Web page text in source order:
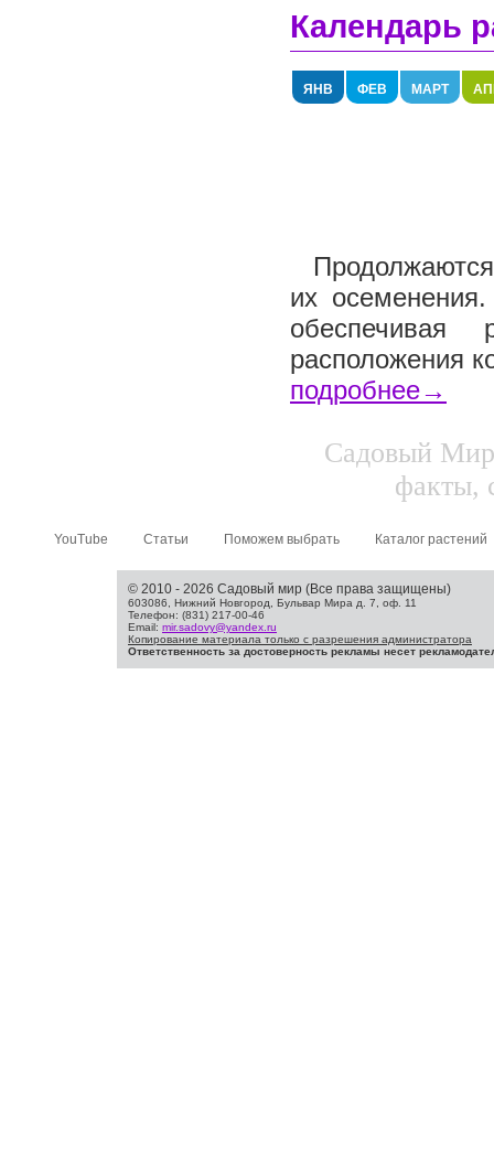
Календарь
ЯНВ ФЕВ МАРТ
их
обеспечивая
расположения
подробнее→
Садовый
факты,
YouTube Статьи Поможем выбрать Каталог растений
© 2010 - 2026 Садовый мир (Все права защищены)
603086, Нижний Новгород, Бульвар Мира д. 7, оф. 11
Телефон: (831) 217-00-46
Email: mir.sadovy@yandex.ru
Копирование материала только с разрешения администратора
Ответственность за достоверность рекламы несет